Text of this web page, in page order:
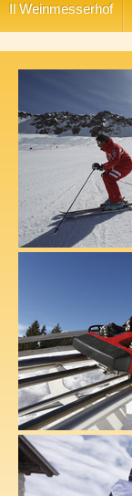
Il Weinmesserhof